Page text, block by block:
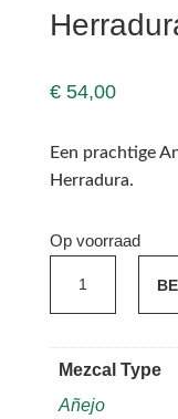
€54,00
Een prachtige
Herradura.
Op voorraad
Anejo
Mezcal Type
Añejo